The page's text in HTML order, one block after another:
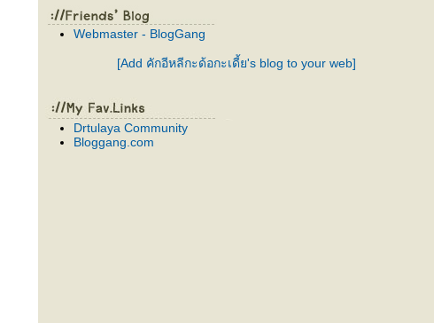
Webmaster - BlogGang
[Add คักอีหลีกะด้อกะเดี้ย's blog to your web]
Drtulaya Community
Bloggang.com